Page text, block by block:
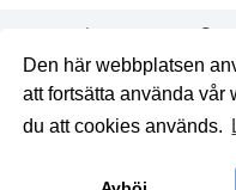
Den här webbplatsen
att fortsätta använda vår
du att cookies används.
Avböj
Annonsera Om